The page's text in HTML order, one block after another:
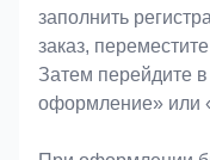
заполнить
заказ,
Затем перейдите
оформление» или